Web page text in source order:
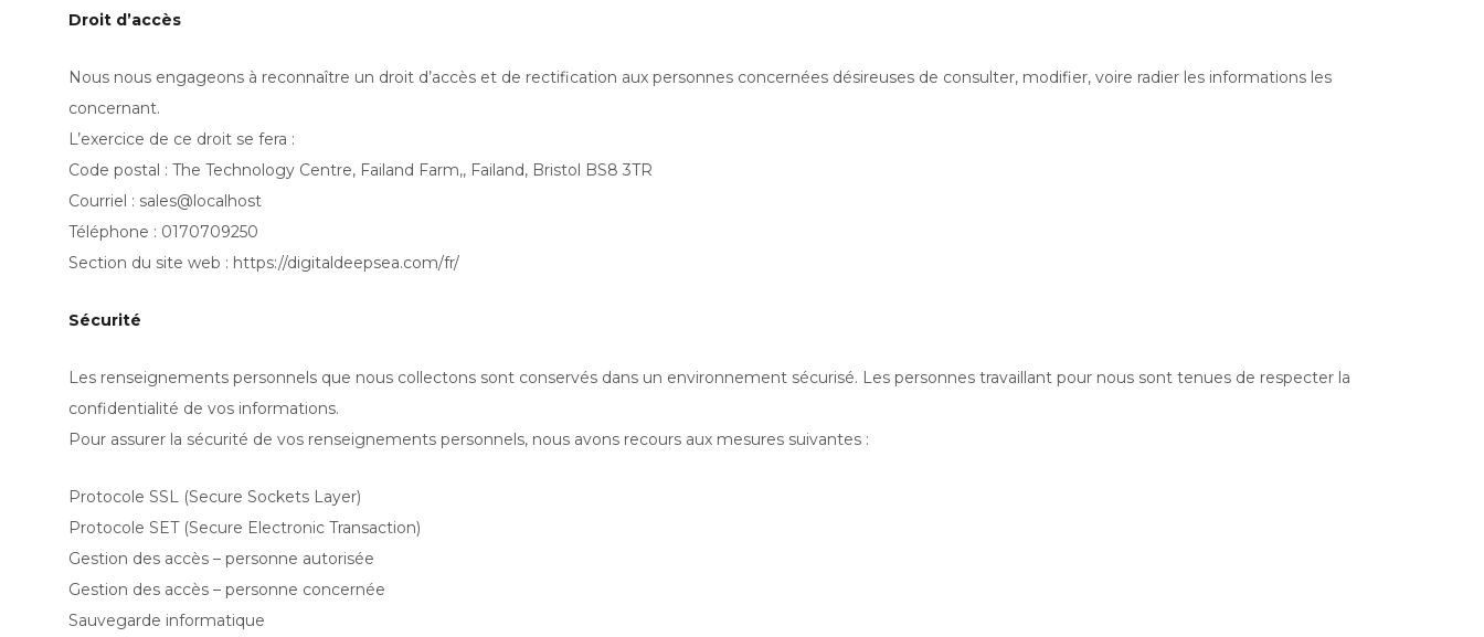
Droit d’accès
Nous nous engageons à reconnaître un droit d’accès et de rectification aux personnes concernées désireuses de consulter, modifier, voire radier les informations les
concernant.
L’exercice de ce droit se fera :
Code postal : The Technology Centre, Failand Farm,, Failand, Bristol BS8 3TR
Courriel : sales@localhost
Téléphone : 0170709250
Section du site web : https://digitaldeepsea.com/fr/
Sécurité
Les renseignements personnels que nous collectons sont conservés dans un environnement sécurisé. Les personnes travaillant pour nous sont tenues de respecter la
confidentialité de vos informations.
Pour assurer la sécurité de vos renseignements personnels, nous avons recours aux mesures suivantes :
Protocole SSL (Secure Sockets Layer)
Protocole SET (Secure Electronic Transaction)
Gestion des accès – personne autorisée
Gestion des accès – personne concernée
Sauvegarde informatique